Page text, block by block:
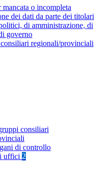
mancata o incompleta
dei dati da parte dei titolari
di amministrazione, di
governo
regionali/provinciali
consiliari
di controllo
uffici 2